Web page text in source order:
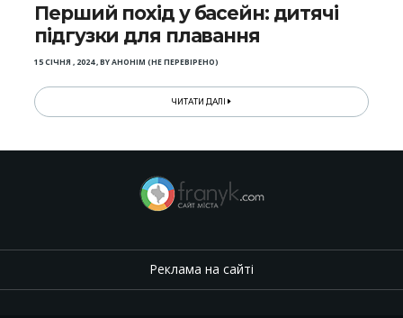
Перший похід у басейн: дитячі
підгузки для плавання
15 СІЧНЯ , 2024,BYАНОНІМ (НЕ ПЕРЕВІРЕНО)
ЧИТАТИ ДАЛІ
Реклама на сайті